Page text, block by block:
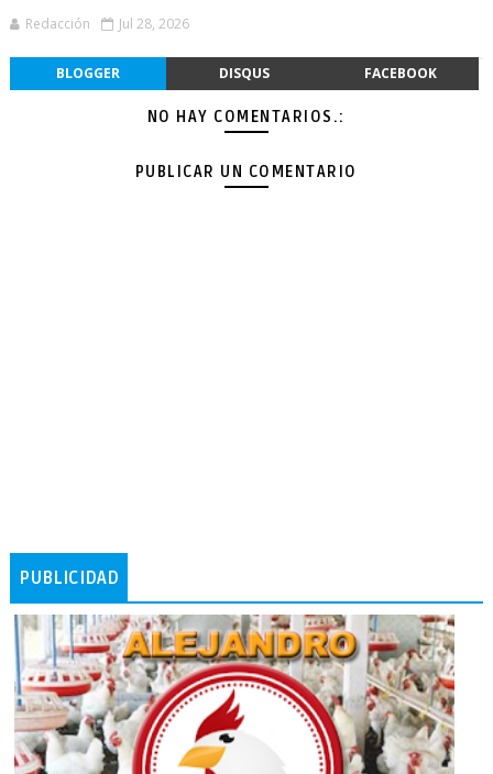
Redacción Jul 28, 2026
BLOGGER DISQUS FACEBOOK
NO HAY COMENTARIOS.:
PUBLICAR UN COMENTARIO
PUBLICIDAD